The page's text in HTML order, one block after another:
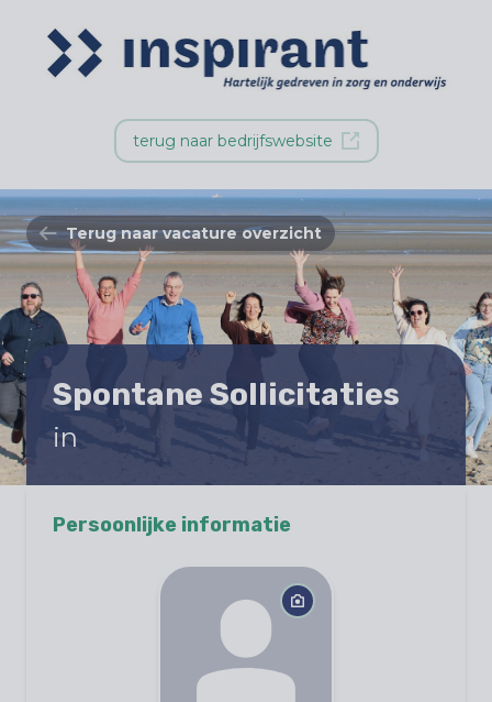
terug naar bedrijfswebsite
Terug naar vacature overzicht
Spontane Sollicitaties
in
Persoonlijke informatie